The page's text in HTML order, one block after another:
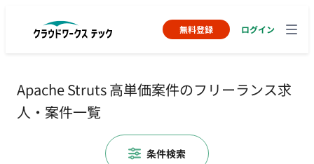
無料登録 ログイン
Apache Struts 高単価案件のフリーランス求
人・案件一覧
条件検索